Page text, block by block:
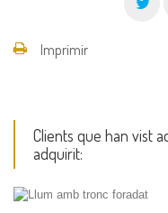
Imprimir
Clients que han vist
adquirit: